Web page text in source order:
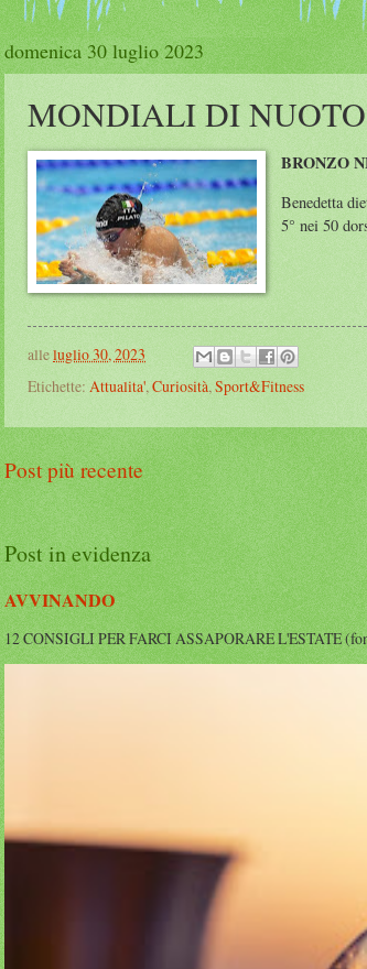
domenica 30 luglio 2023
MONDIALI DI NUOTO
BRONZO
Benedetta
5° nei 50
alleluglio 30, 2023
Etichette: Attualita',Curiosità,Sport&Fitness
Post più recente
Post in evidenza
AVVINANDO
12 CONSIGLI PER FARCI ASSAPORARE L'ESTATE